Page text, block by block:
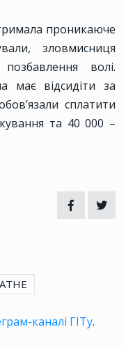
проникаюче
зловмисниця
волі.
має відсидіти за
сплатити
та 40 000 –
каналі ГІТу.